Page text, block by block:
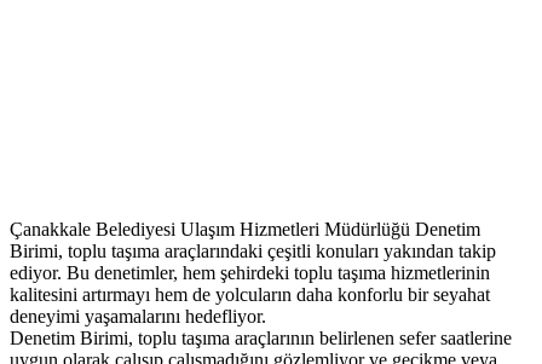
Çanakkale Belediyesi Ulaşım Hizmetleri Müdürlüğü Denetim
Birimi, toplu taşıma araçlarındaki çeşitli konuları yakından takip
ediyor. Bu denetimler, hem şehirdeki toplu taşıma hizmetlerinin
kalitesini artırmayı hem de yolcuların daha konforlu bir seyahat
deneyimi yaşamalarını hedefliyor.
Denetim Birimi, toplu taşıma araçlarının belirlenen sefer saatlerine